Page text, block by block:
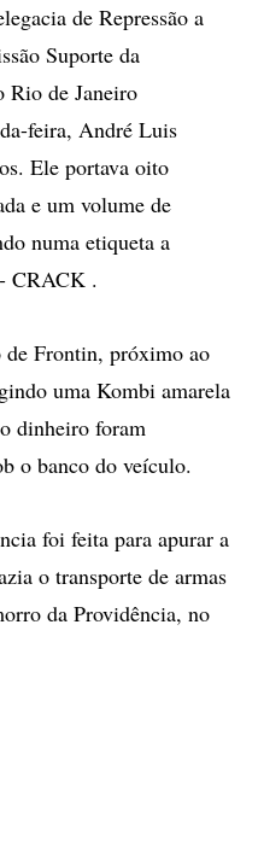
de Repressão a
Suporte da
Rio de Janeiro
feira, André Luis
Ele portava oito
e um volume de
numa etiqueta a
CRACK .
de Frontin, próximo ao
uma Kombi amarela
dinheiro foram
o banco do veículo.
foi feita para apurar a
o transporte de armas
da Providência, no